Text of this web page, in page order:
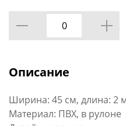
Описание
Ширина: 45 см, длина: 2
Материал: ПВХ, в рулоне